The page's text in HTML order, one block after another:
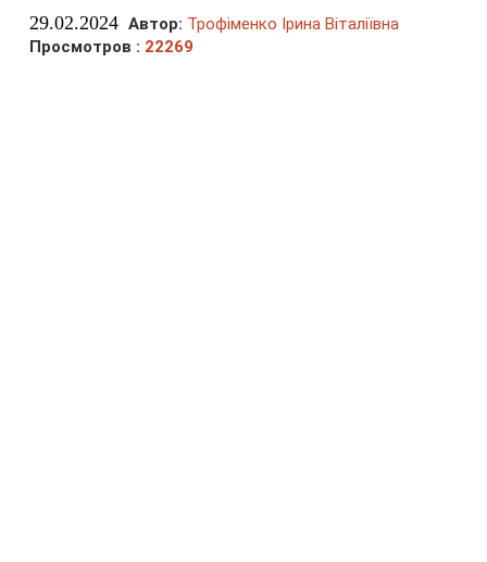
29.02.2024 Автор: Трофіменко Ірина Віталіївна
Просмотров : 22269